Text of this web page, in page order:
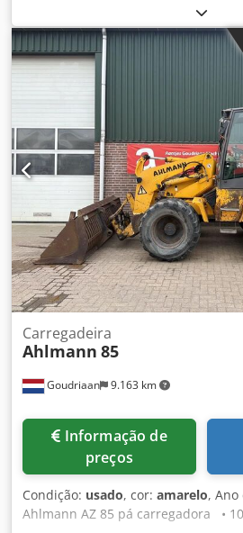
Goudriaan 9.163 km
Carregadeira
Ahlmann 85
preços
Condição: usado, cor: amarelo,
Ahlmann AZ 85 pá carregadora •